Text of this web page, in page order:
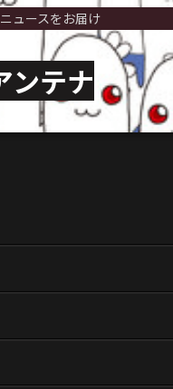
ュースをお届け
ンテナ